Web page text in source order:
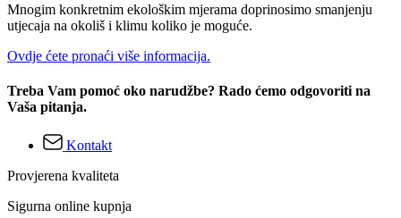
Mnogim konkretnim ekološkim mjerama doprinosimo smanjenju
utjecaja na okoliš i klimu koliko je moguće.
Ovdje ćete pronaći više informacija.
Treba Vam pomoć oko narudžbe? Rado ćemo odgovoriti na
Vaša pitanja.
Kontakt
Provjerena kvaliteta
Sigurna online kupnja